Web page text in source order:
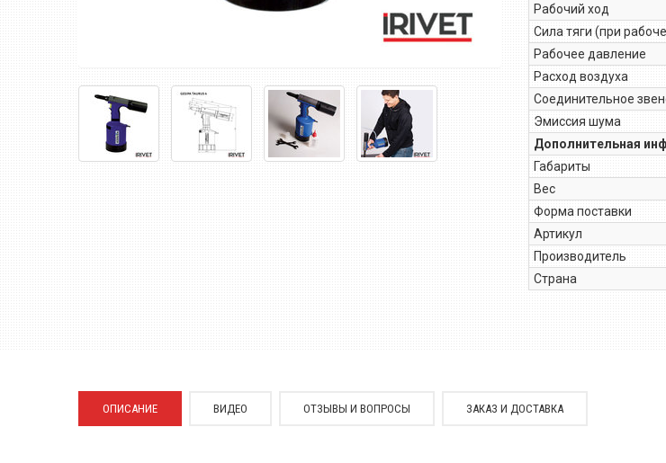
Рабочий ход
Сила тяги (при
Рабочее давление
Расход воздуха
Соединительное
Эмиссия шума
Дополнительная
Габариты
Вес
Форма поставки
Артикул
Производитель
Страна
ОПИСАНИЕ ВИДЕО ОТЗЫВЫ И ВОПРОСЫ ЗАКАЗ И ДОСТАВКА